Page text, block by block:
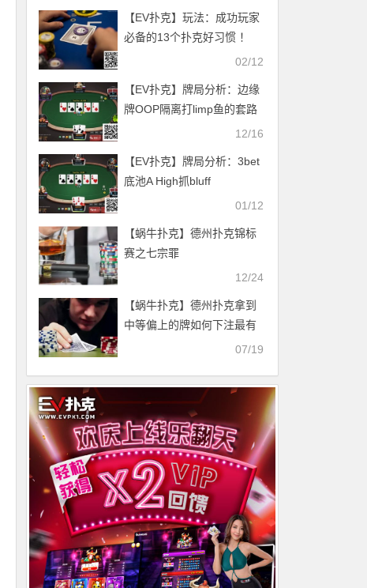
【EV扑克】玩法：成功玩家
必备的13个扑克好习惯 ！
02/12
【EV扑克】牌局分析：边缘
牌OOP隔离打limp鱼的套路
12/16
【EV扑克】牌局分析：3bet
底池A High抓bluff
01/12
【蜗牛扑克】德州扑克锦标
赛之七宗罪
12/24
【蜗牛扑克】德州扑克拿到
中等偏上的牌如何下注最有
07/19